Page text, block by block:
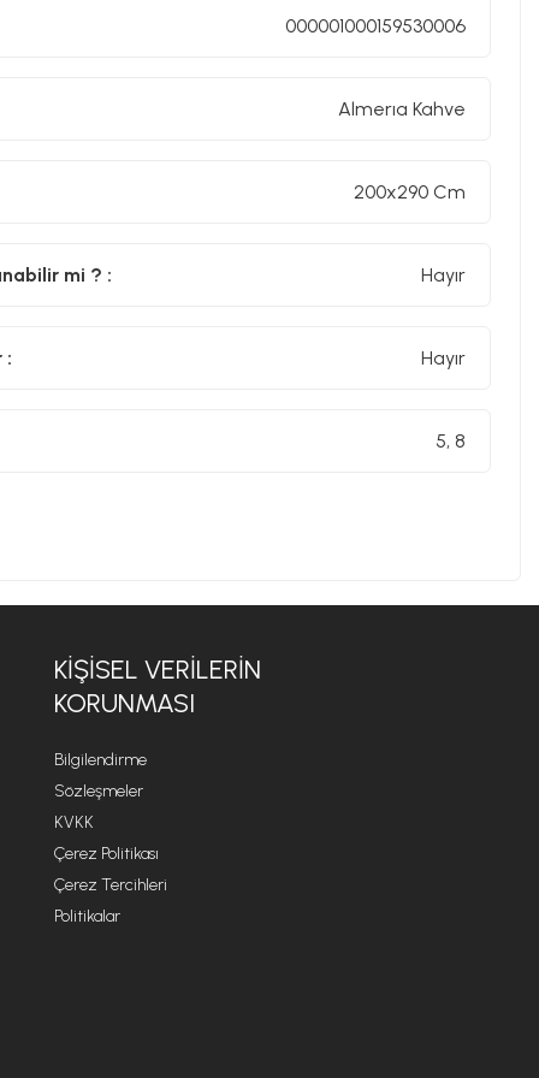
000001000159530006
Almerıa Kahve
200x290 Cm
mi ? : Hayır
: Hayır
5, 8
KİŞİSEL VERİLERİN
KORUNMASI
Bilgilendirme
Sözleşmeler
KVKK
Çerez Politikası
Çerez Tercihleri
Politikalar